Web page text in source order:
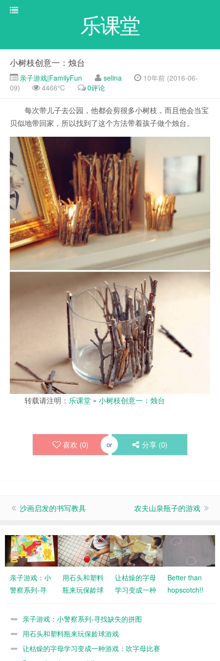
乐课堂
小树枝创意一：烛台
亲子游戏|FamilyFun selina
10年前 (2016-06-
09)
4466℃ 0评论
每次带儿子去公园，他都会剪很多小树枝，而且他会当宝
贝似地带回家，所以找到了这个方法带着孩子做个烛台。
转载请注明： 乐课堂 » 小树枝创意一：烛台
喜欢 (0) or 分享 (0)
沙画启发的书写教具 农夫山泉瓶子的游戏
亲子游戏：小
警察系列-寻
用石头和塑料
瓶来玩保龄球
让枯燥的字母
学习变成一种
比赛
Better than
hopscotch!!
亲子游戏：小警察系列-寻找缺失的拼图
用石头和塑料瓶来玩保龄球游戏
让枯燥的字母学习变成一种游戏：吹字母比赛